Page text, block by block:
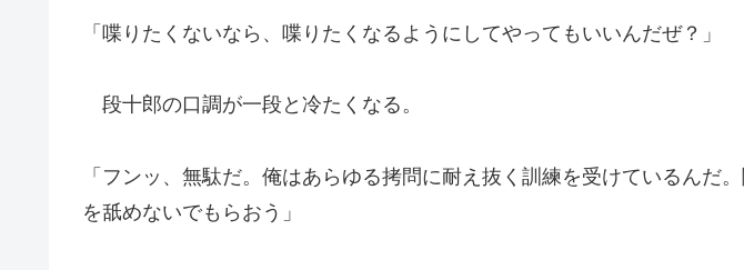
「喋りたくないなら、喋りたくなるようにしてやってもいいんだぜ？」
段十郎の口調が一段と冷たくなる。
「フンッ、無駄だ。俺はあらゆる拷問に耐え抜く訓練を受けているんだ
を舐めないでもらおう」